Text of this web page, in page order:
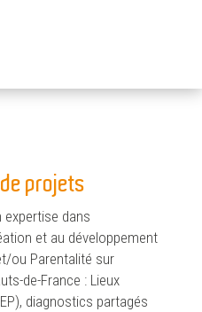
projets
expertise dans
et au développement
ou Parentalité sur
de-France : Lieux
diagnostics partagés